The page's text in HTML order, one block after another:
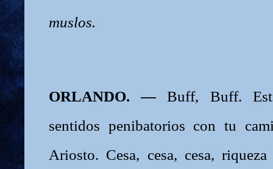
muslos.
ORLANDO. —Buff, Buff.
sentidos penibatorios con tu
Ariosto. Cesa, cesa, cesa,